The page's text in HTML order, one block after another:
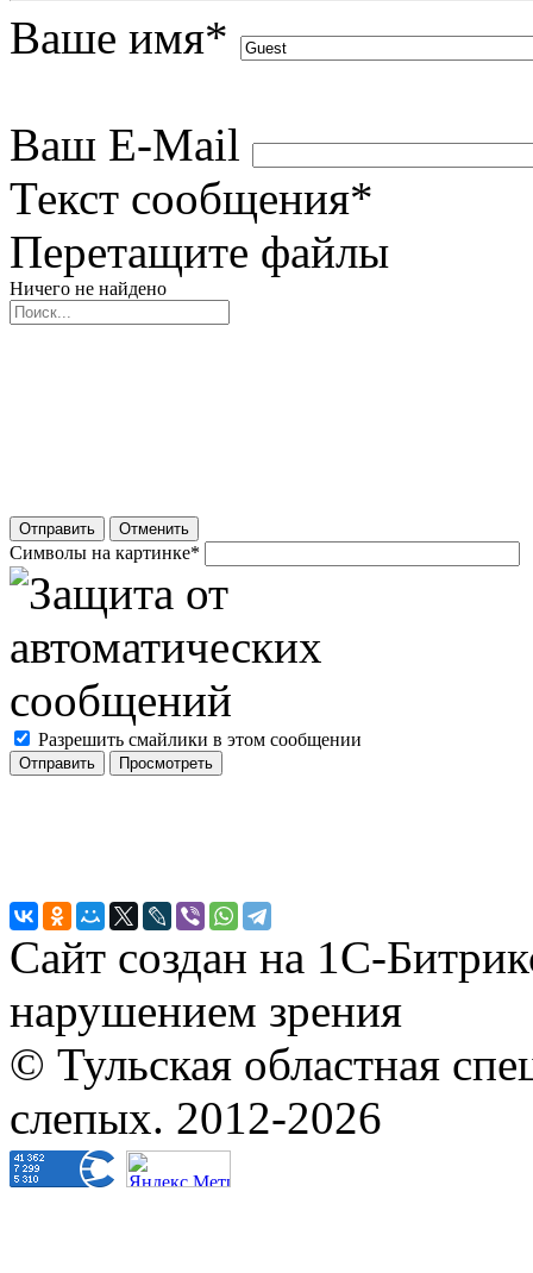
Ваше имя*
Ваш E-Mail
Текст сообщения*
Перетащите файлы
Ничего не найдено
Отправить Отменить
Символы на картинке*
Разрешить смайлики в этом сообщении
Сайт создан на 1С-
нарушением зрения
© Тульская областная
слепых. 2012-2026